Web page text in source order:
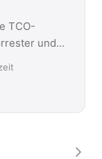
TCO-
und